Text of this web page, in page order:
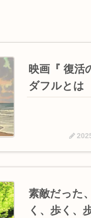
映画『 復活
ダフルとは
素敵だった
く、歩く、